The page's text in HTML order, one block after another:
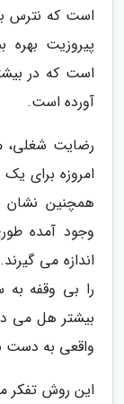
است که نترس
پیروزیت بهره
است که در
آورده است.
رضایت شغلی،
امروزه برای
همچنین نشان
وجود آمده
اندازه می
را بی وقفه
بیشتر هل می
واقعی به دست
این روش تفکر